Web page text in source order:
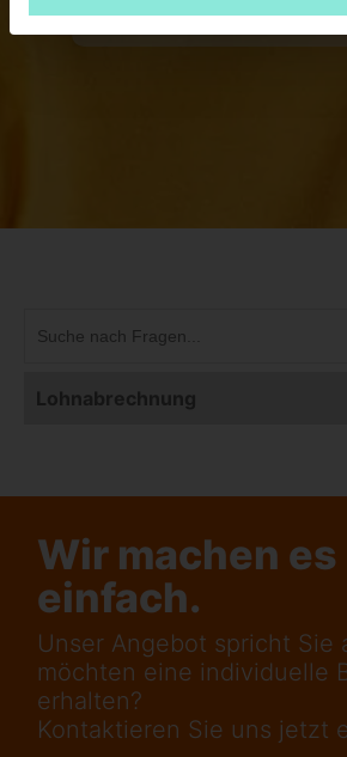
Lohnabrechnung
Wir machen es
einfach.
Unser Angebot spricht Sie
möchten eine individuelle
erhalten?
Kontaktieren Sie uns jetzt